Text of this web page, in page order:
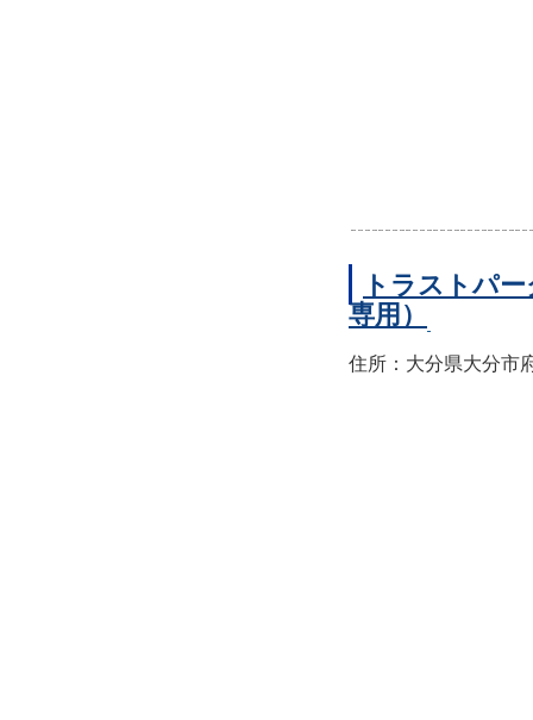
トラストパ
専用）
住所：大分県大分市